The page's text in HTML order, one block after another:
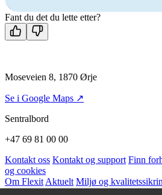
Kontakt oss
Fant du det du lette etter?
Moseveien 8, 1870 Ørje
Se i Google Maps ↗
Sentralbord
+47 69 81 00 00
Kontakt oss Kontakt og support Finn
og cookies
Om Flexit Aktuelt Miljø og